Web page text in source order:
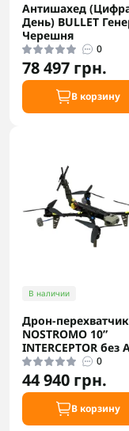
Антишахед
День) BULLET
Черешня
0
78 497 грн.
В корзину
В наличии
Дрон-перехватчик
NOSTROMO 10”
INTERCEPTOR без
0
44 940 грн.
В корзину